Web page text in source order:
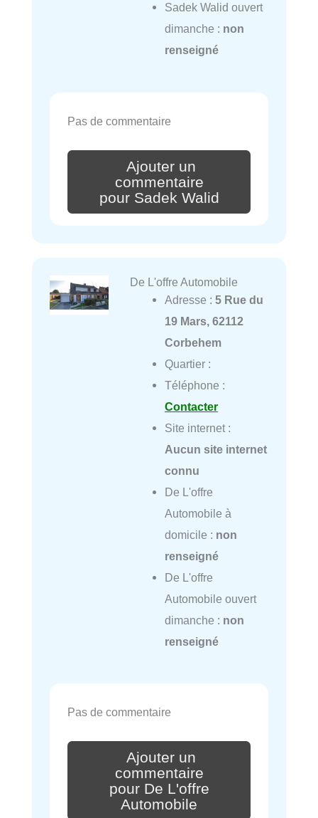
Sadek Walid ouvert
dimanche : non
renseigné
Pas de commentaire
Ajouter un
commentaire
pour Sadek Walid
De L'offre Automobile
Adresse : 5 Rue du
19 Mars, 62112
Corbehem
Quartier :
Téléphone :
Contacter
Site internet :
Aucun site internet
connu
De L'offre
Automobile à
domicile : non
renseigné
De L'offre
Automobile ouvert
dimanche : non
renseigné
Pas de commentaire
Ajouter un
commentaire
pour De L'offre
Automobile